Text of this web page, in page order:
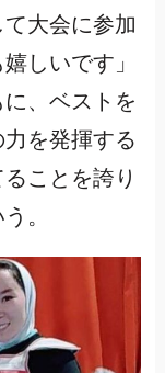
大会に参加
しいです」
に、ベストを
を発揮する
ことを誇り
。